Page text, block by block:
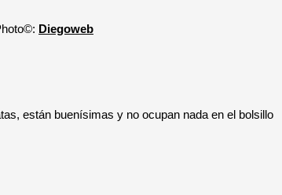
Diegoweb
están buenísimas y no ocupan nada en el bolsillo